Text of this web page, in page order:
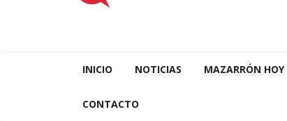
INICIO NOTICIAS MAZARRÓN HOY
CONTACTO